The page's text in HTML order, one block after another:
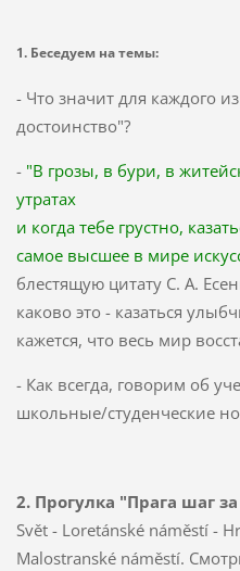
1. Беседуем на темы:
- Что значит для каждого
достоинство"?
- "В грозы, в бури, в
утратах
и когда тебе грустно,
самое высшее в мире
блестящую цитату С. А.
каково это - казаться
кажется, что весь мир
- Как всегда, говорим об
школьные/cтуденческие
2. Прогулка "Прага шаг
Svět - Loretánské náměstí -
Malostranské náměstí.